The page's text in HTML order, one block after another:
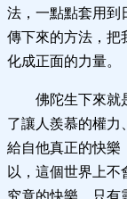
法，一點點套用到
傳下來的方法，把
化成正面的力量。
佛陀生下來就
了讓人羨慕的權力
給自他真正的快樂
以，這個世界上不